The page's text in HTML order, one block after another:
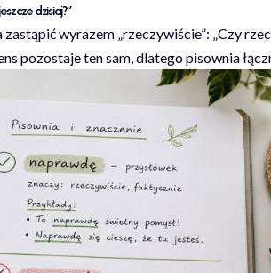
dzisiaj?”
wyrazem „rzeczywiście”: „Czy
pozostaje ten sam, dlatego pisownia